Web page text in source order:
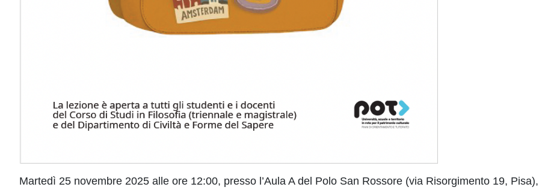
Martedì 25 novembre 2025 alle ore 12:00, presso l’Aula A del Polo San Rossore (via Risorgimento 19,